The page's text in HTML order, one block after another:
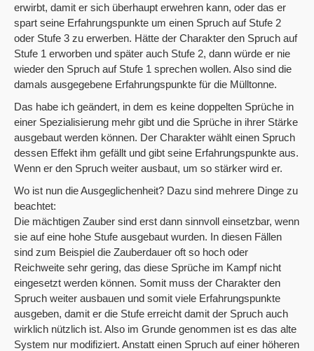
erwirbt, damit er sich überhaupt erwehren kann, oder das er
spart seine Erfahrungspunkte um einen Spruch auf Stufe 2
oder Stufe 3 zu erwerben. Hätte der Charakter den Spruch auf
Stufe 1 erworben und später auch Stufe 2, dann würde er nie
wieder den Spruch auf Stufe 1 sprechen wollen. Also sind die
damals ausgegebene Erfahrungspunkte für die Mülltonne.
Das habe ich geändert, in dem es keine doppelten Sprüche in
einer Spezialisierung mehr gibt und die Sprüche in ihrer Stärke
ausgebaut werden können. Der Charakter wählt einen Spruch
dessen Effekt ihm gefällt und gibt seine Erfahrungspunkte aus.
Wenn er den Spruch weiter ausbaut, um so stärker wird er.
Wo ist nun die Ausgeglichenheit? Dazu sind mehrere Dinge zu
beachtet:
Die mächtigen Zauber sind erst dann sinnvoll einsetzbar, wenn
sie auf eine hohe Stufe ausgebaut wurden. In diesen Fällen
sind zum Beispiel die Zauberdauer oft so hoch oder
Reichweite sehr gering, das diese Sprüche im Kampf nicht
eingesetzt werden können. Somit muss der Charakter den
Spruch weiter ausbauen und somit viele Erfahrungspunkte
ausgeben, damit er die Stufe erreicht damit der Spruch auch
wirklich nützlich ist. Also im Grunde genommen ist es das alte
System nur modifiziert. Anstatt einen Spruch auf einer höheren